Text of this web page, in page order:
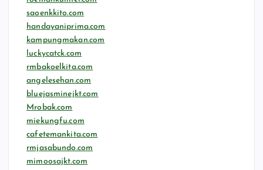
saoenkkito.com
handayaniprima.com
kampungmakan.com
luckycatck.com
rmbakoelkita.com
angelesehan.com
bluejasminejkt.com
Mrobak.com
miekungfu.com
cafetemankita.com
rmjasabundo.com
mimoosajkt.com